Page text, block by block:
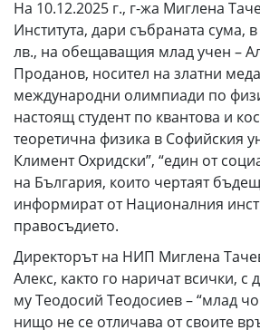
На 10.12.2025 г., г-жа Миглена
Института, дари събраната сума,
лв., на обещаващия млад учен –
Проданов, носител на златни
международни олимпиади по
настоящ студент по квантова и
теоретична физика в Софийския
Климент Охридски”, “един от
на България, които чертаят
информират от Националния
правосъдието.
Директорът на НИП Миглена
Алекс, както го наричат всички, с
му Теодосий Теодосиев – “млад
нищо не се отличава от своите